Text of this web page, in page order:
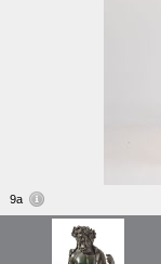
9a